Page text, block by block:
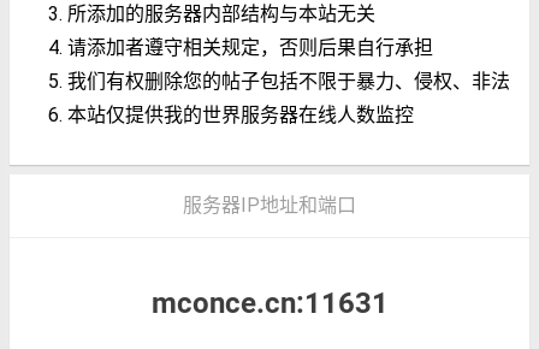
所添加的服务器内部结构与本站无关
请添加者遵守相关规定，否则后果自行承担
我们有权删除您的帖子包括不限于暴力、侵权、非法
本站仅提供我的世界服务器在线人数监控
服务器IP地址和端口
mconce.cn:11631